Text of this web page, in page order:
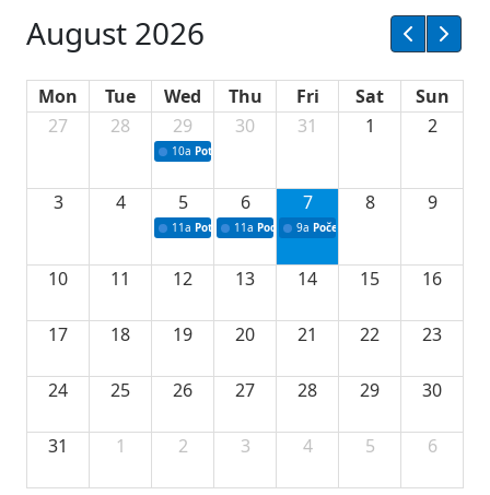
August 2026
Mon Tue Wed Thu Fri Sat
Sun
27
28 29
10a Potpisivanje ugovora sa neprofitnim
30 31 1 2
3 4 5
11a Potpisivanje ugovora o stipendijama za
6
11a Podrška razvoju vodne infrastrukture u
7
9a Početak izgradnje nove
8 9
10 11 12 13 14 15 16
17 18 19 20 21 22 23
24 25 26 27 28 29 30
31 1 2 3 4 5 6